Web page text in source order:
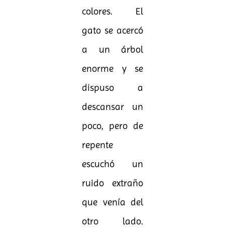
colores. El
gato se acercó
a un árbol
enorme y se
dispuso a
descansar un
poco, pero de
repente
escuchó un
ruido extraño
que venía del
otro lado.